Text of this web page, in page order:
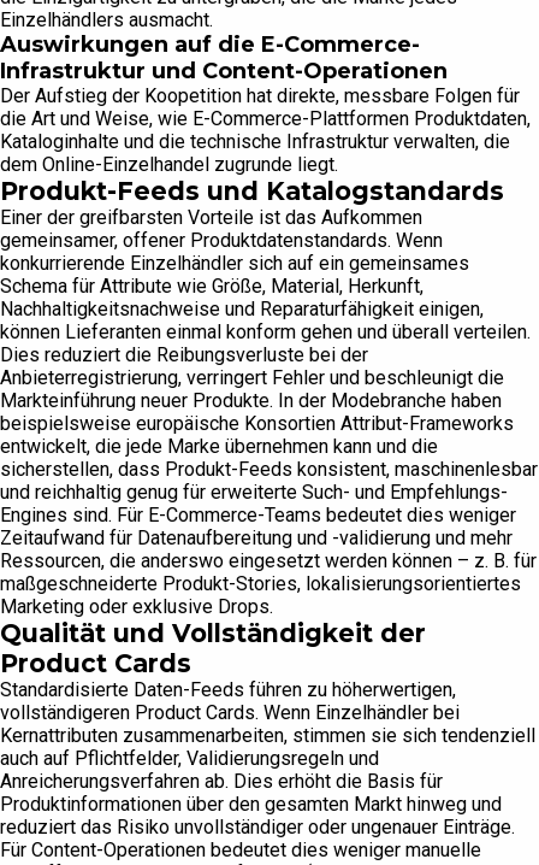
Einzelhändlers ausmacht.
Auswirkungen auf die E-Commerce-
Infrastruktur und Content-Operationen
Der Aufstieg der Koopetition hat direkte, messbare Folgen für
die Art und Weise, wie E-Commerce-Plattformen Produktdaten,
Kataloginhalte und die technische Infrastruktur verwalten, die
dem Online-Einzelhandel zugrunde liegt.
Produkt-Feeds und Katalogstandards
Einer der greifbarsten Vorteile ist das Aufkommen
gemeinsamer, offener Produktdatenstandards. Wenn
konkurrierende Einzelhändler sich auf ein gemeinsames
Schema für Attribute wie Größe, Material, Herkunft,
Nachhaltigkeitsnachweise und Reparaturfähigkeit einigen,
können Lieferanten einmal konform gehen und überall verteilen.
Dies reduziert die Reibungsverluste bei der
Anbieterregistrierung, verringert Fehler und beschleunigt die
Markteinführung neuer Produkte. In der Modebranche haben
beispielsweise europäische Konsortien Attribut-Frameworks
entwickelt, die jede Marke übernehmen kann und die
sicherstellen, dass Produkt-Feeds konsistent, maschinenlesbar
und reichhaltig genug für erweiterte Such- und Empfehlungs-
Engines sind. Für E-Commerce-Teams bedeutet dies weniger
Zeitaufwand für Datenaufbereitung und -validierung und mehr
Ressourcen, die anderswo eingesetzt werden können – z. B. für
maßgeschneiderte Produkt-Stories, lokalisierungsorientiertes
Marketing oder exklusive Drops.
Qualität und Vollständigkeit der
Product Cards
Standardisierte Daten-Feeds führen zu höherwertigen,
vollständigeren Product Cards. Wenn Einzelhändler bei
Kernattributen zusammenarbeiten, stimmen sie sich tendenziell
auch auf Pflichtfelder, Validierungsregeln und
Anreicherungsverfahren ab. Dies erhöht die Basis für
Produktinformationen über den gesamten Markt hinweg und
reduziert das Risiko unvollständiger oder ungenauer Einträge.
Für Content-Operationen bedeutet dies weniger manuelle